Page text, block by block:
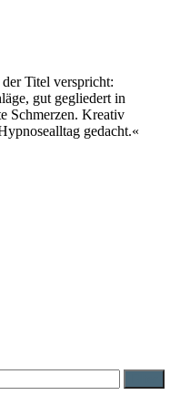
Titel verspricht:
gut gegliedert in
Schmerzen. Kreativ
gedacht.«